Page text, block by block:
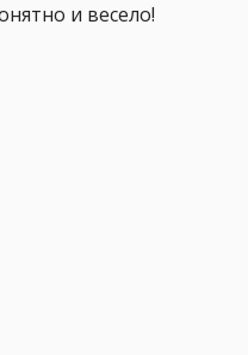
и весело!